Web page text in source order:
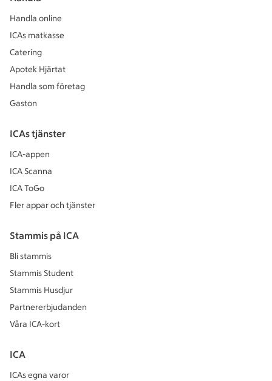
Handla online
ICAs matkasse
Catering
Apotek Hjärtat
Handla som företag
Gaston
ICAs tjänster
ICA-appen
ICA Scanna
ICA ToGo
Fler appar och tjänster
Stammis på ICA
Bli stammis
Stammis Student
Stammis Husdjur
Partnererbjudanden
Våra ICA-kort
ICA
ICAs egna varor